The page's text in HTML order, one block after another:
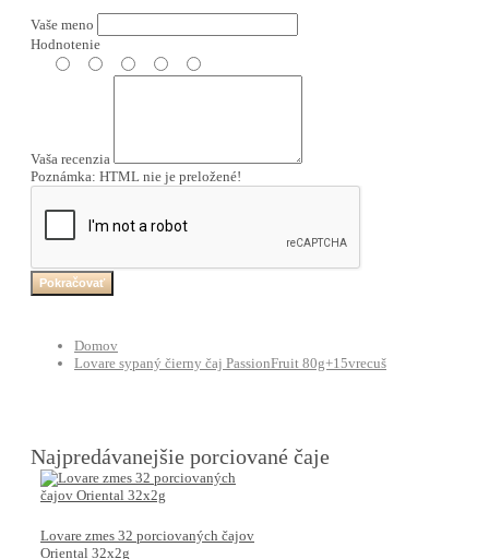
Vaše meno
Hodnotenie
Vaša recenzia
Poznámka: HTML nie je preložené!
Pokračovať
Domov
Lovare sypaný čierny čaj PassionFruit 80g+15vrecuš
Najpredávanejšie porciované čaje
Lovare zmes 32 porciovaných čajov
Oriental 32x2g